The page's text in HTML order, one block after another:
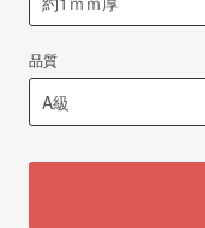
品質